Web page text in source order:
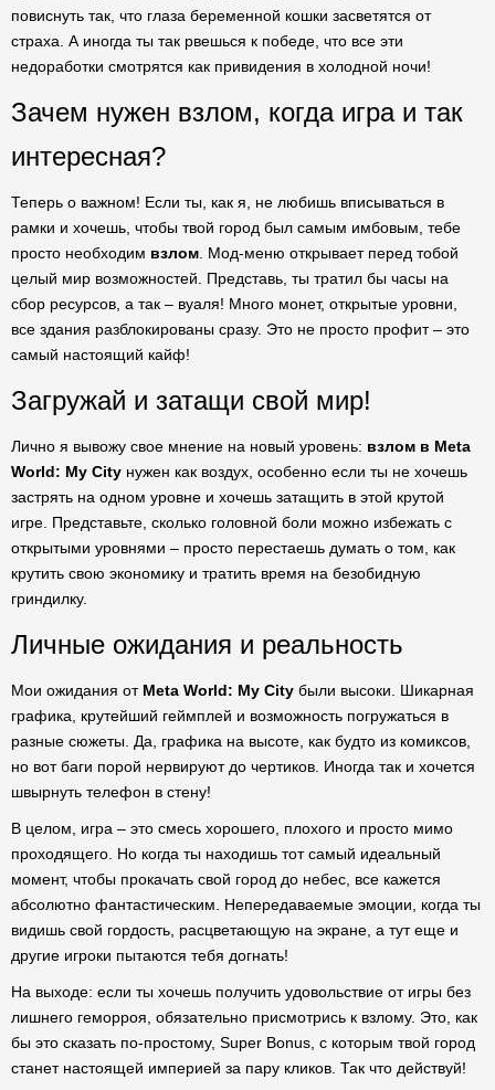
повиснуть так, что глаза беременной кошки засветятся от
страха. А иногда ты так рвешься к победе, что все эти
недоработки смотрятся как привидения в холодной ночи!
Зачем нужен взлом, когда игра и так
интересная?
Теперь о важном! Если ты, как я, не любишь вписываться в
рамки и хочешь, чтобы твой город был самым имбовым, тебе
просто необходим взлом . Мод-меню открывает перед тобой
целый мир возможностей. Представь, ты тратил бы часы на
сбор ресурсов, а так – вуаля! Много монет, открытые уровни,
все здания разблокированы сразу. Это не просто профит – это
самый настоящий кайф!
Загружай и затащи свой мир!
Лично я вывожу свое мнение на новый уровень: взлом в Meta
World: My City нужен как воздух, особенно если ты не хочешь
застрять на одном уровне и хочешь затащить в этой крутой
игре. Представьте, сколько головной боли можно избежать с
открытыми уровнями – просто перестаешь думать о том, как
крутить свою экономику и тратить время на безобидную
гриндилку.
Личные ожидания и реальность
Мои ожидания от Meta World: My City были высоки. Шикарная
графика, крутейший геймплей и возможность погружаться в
разные сюжеты. Да, графика на высоте, как будто из комиксов,
но вот баги порой нервируют до чертиков. Иногда так и хочется
швырнуть телефон в стену!
В целом, игра – это смесь хорошего, плохого и просто мимо
проходящего. Но когда ты находишь тот самый идеальный
момент, чтобы прокачать свой город до небес, все кажется
абсолютно фантастическим. Непередаваемые эмоции, когда ты
видишь свой гордость, расцветающую на экране, а тут еще и
другие игроки пытаются тебя догнать!
На выходе: если ты хочешь получить удовольствие от игры без
лишнего геморроя, обязательно присмотрись к взлому. Это, как
бы это сказать по-простому, Super Bonus, с которым твой город
станет настоящей империей за пару кликов. Так что действуй!